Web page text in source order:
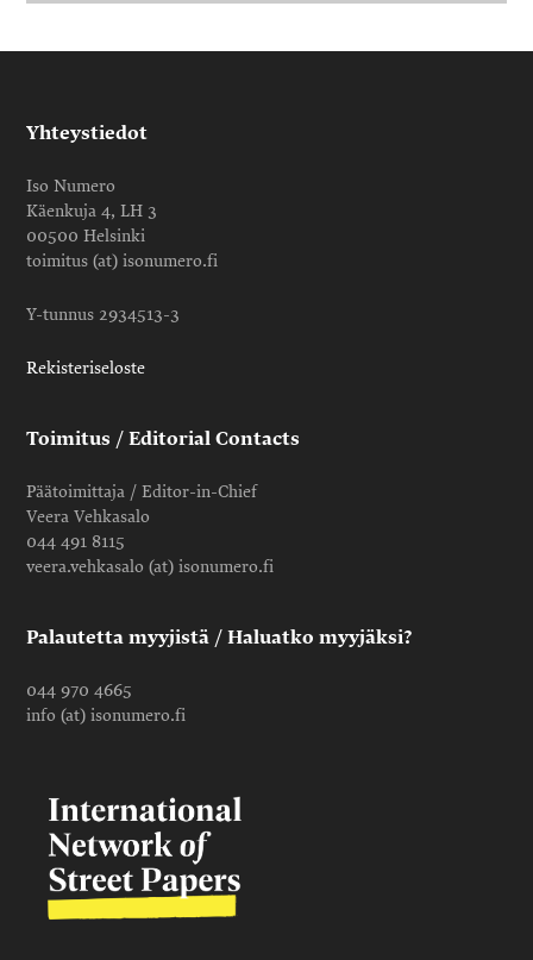
Yhteystiedot
Iso Numero
Käenkuja 4, LH 3
00500 Helsinki
toimitus (at) isonumero.fi
Y-tunnus 2934513-3
Rekisteriseloste
Toimitus / Editorial Contacts
Päätoimittaja / Editor-in-Chief
Veera Vehkasalo
044 491 8115
veera.vehkasalo (at) isonumero.fi
Palautetta myyjistä / Haluatko myyjäksi?
044 970 4665
info (at) isonumero.fi